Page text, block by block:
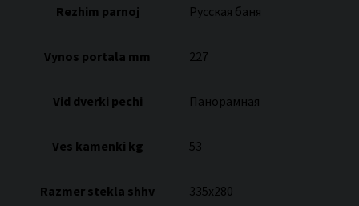
Rezhim parnoj Русская баня
Vynos portala mm 227
Vid dverki pechi Панорамная
Ves kamenki kg 53
Razmer stekla shhv 335х280